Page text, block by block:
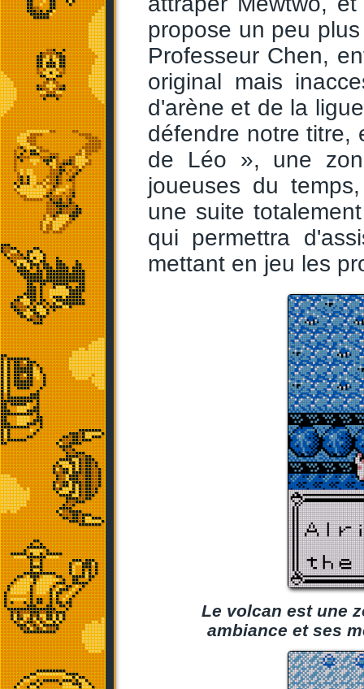
propose un peu
Professeur Chen,
original mais
d'arène et de la
défendre notre titre,
de Léo », une
joueuses du
une suite
qui permettra
mettant en jeu les
Le volcan est une
ambiance et ses